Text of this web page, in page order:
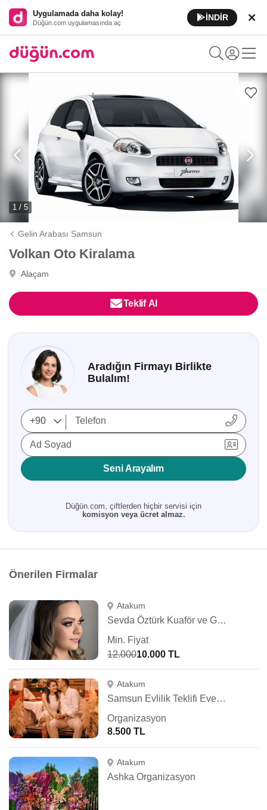
Uygulamada daha kolay!
Düğün.com uygulamasında aç
İNDİR
1 / 5
Gelin Arabası Samsun
Volkan Oto Kiralama
Alaçam
Teklif Al
Aradığın Firmayı Birlikte
Bulalım!
Ad Soyad
Seni Arayalım
Düğün.com, çiftlerden hiçbir servisi için
komisyon veya ücret almaz.
Önerilen Firmalar
Atakum
Sevda Öztürk Kuaför ve Güzellik Salonu
Min. Fiyat
12.00010.000 TL
Atakum
Samsun Evlilik Teklifi Events
Organizasyon
8.500 TL
Atakum
Ashka Organizasyon